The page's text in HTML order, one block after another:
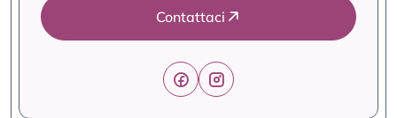
Contattaci